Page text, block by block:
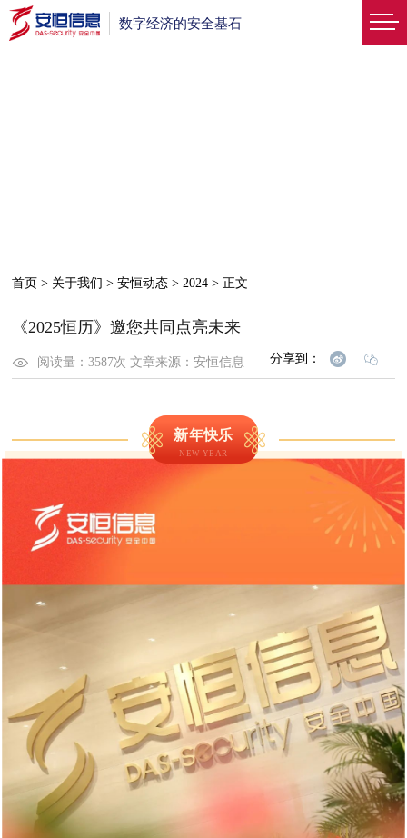
数字经济的安全基石
首页 > 关于我们 >安恒动态 >2024 > 正文
《2025恒历》邀您共同点亮未来
阅读量：3587次文章来源：安恒信息 分享到：
新年快乐
NEW YEAR